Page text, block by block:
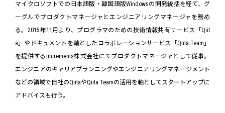
マイクロソフトでの日本語版・韓国語版Windowsの開発統括を経て、グ
ーグルでプロダクトマネージャとエンジニアリングマネージャを務め
る。2015年11月より、プログラマのための技術情報共有サービス「Qiit
a」やドキュメントを軸としたコラボレーションサービス「Qiita:Team」
を提供するIncrements株式会社にてプロダクトマネージャとして従事。
エンジニアのキャリアプランニングやエンジニアリングマネージメント
などの領域で自社のQiitaやQiita:Teamの活用を軸としてスタートアップに
アドバイスも行う。